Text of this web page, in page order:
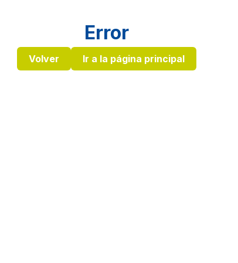
Error
Volver Ir a la página principal